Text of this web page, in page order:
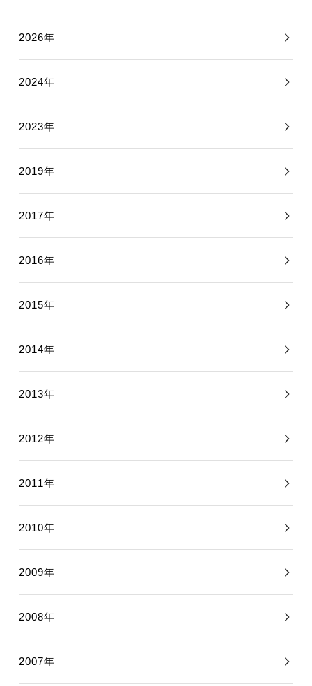
2026年
2024年
2023年
2019年
2017年
2016年
2015年
2014年
2013年
2012年
2011年
2010年
2009年
2008年
2007年